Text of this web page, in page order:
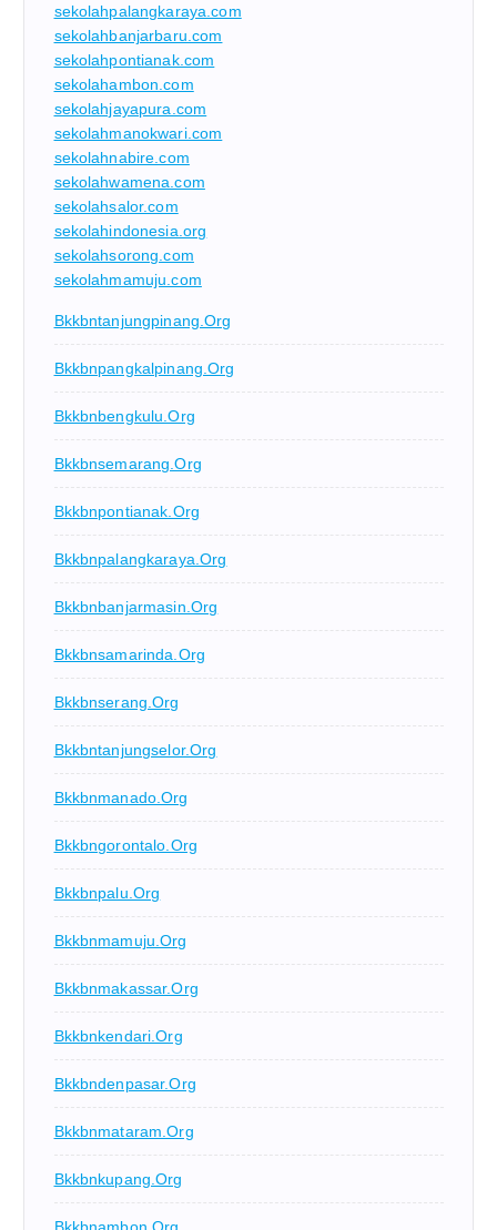
sekolahpalangkaraya.com
sekolahbanjarbaru.com
sekolahpontianak.com
sekolahambon.com
sekolahjayapura.com
sekolahmanokwari.com
sekolahnabire.com
sekolahwamena.com
sekolahsalor.com
sekolahindonesia.org
sekolahsorong.com
sekolahmamuju.com
Bkkbntanjungpinang.org
Bkkbnpangkalpinang.org
Bkkbnbengkulu.org
Bkkbnsemarang.org
Bkkbnpontianak.org
Bkkbnpalangkaraya.org
Bkkbnbanjarmasin.org
Bkkbnsamarinda.org
Bkkbnserang.org
Bkkbntanjungselor.org
Bkkbnmanado.org
Bkkbngorontalo.org
Bkkbnpalu.org
Bkkbnmamuju.org
Bkkbnmakassar.org
Bkkbnkendari.org
Bkkbndenpasar.org
Bkkbnmataram.org
Bkkbnkupang.org
Bkkbnambon.org